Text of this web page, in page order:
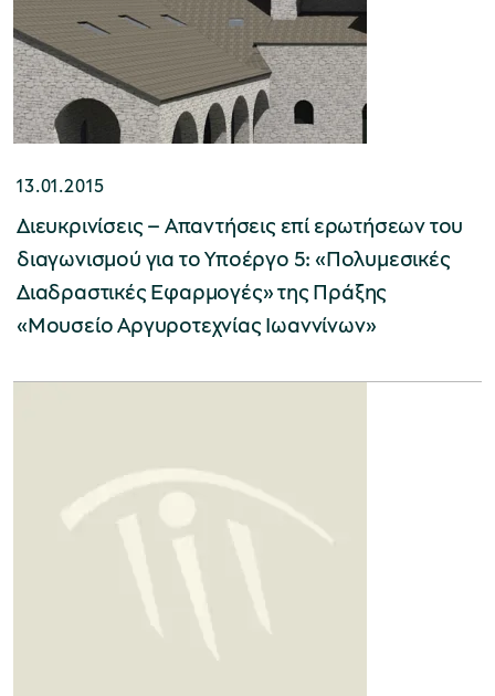
13.01.2015
Διευκρινίσεις – Απαντήσεις επί ερωτήσεων του
διαγωνισμού για το Υποέργο 5: «Πολυμεσικές
Διαδραστικές Εφαρμογές» της Πράξης
«Μουσείο Αργυροτεχνίας Ιωαννίνων»